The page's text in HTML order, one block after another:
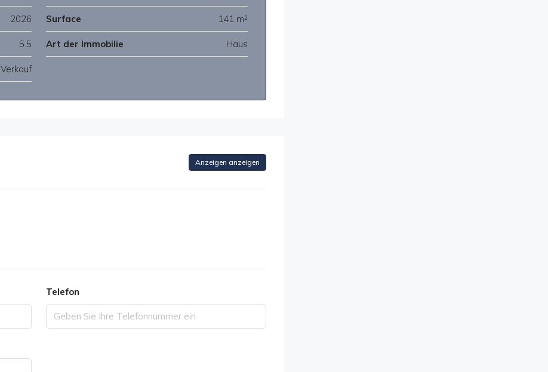
2026 Surface 141 m²
5.5 Art der Immobilie Haus
Verkauf
Anzeigen anzeigen
Telefon